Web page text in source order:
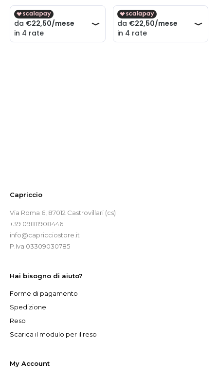
Capriccio
Via Roma 6, 87012 Castrovillari (cs)
+39 09811908446
info@capricciostore.it
P.Iva 03309030785
Hai bisogno di aiuto?
Forme di pagamento
Spedizione
Reso
Scarica il modulo per il reso
My Account